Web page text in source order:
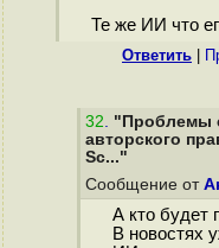
Те же ИИ что
Ответить
32. "Проблемы
авторского
Sc..."
Сообщение от
А кто будет
В новостях